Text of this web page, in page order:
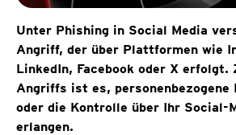
Unter Phishing in Social Media
Angriff, der über Plattformen wie
LinkedIn, Facebook oder X erfolgt.
Angriffs ist es, personenbezogene
oder die Kontrolle über Ihr Social-
erlangen.